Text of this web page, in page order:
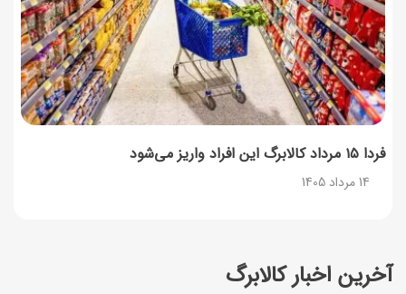
آخرین اخبار کالابرگ
فردا ۱۵ مرداد کالابرگ این افراد واریز می‌شود
14 مرداد 1405